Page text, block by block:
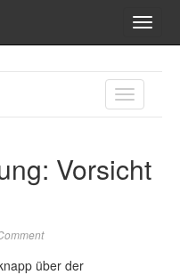
TOGGLE
Vorsicht
über der